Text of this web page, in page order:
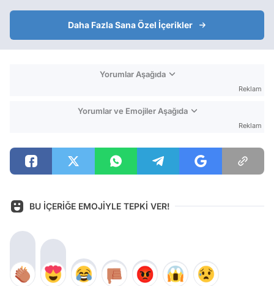
Daha Fazla Sana Özel İçerikler
Yorumlar Aşağıda
Reklam
Yorumlar ve Emojiler Aşağıda
Reklam
BU İÇERİĞE EMOJİYLE TEPKİ VER!